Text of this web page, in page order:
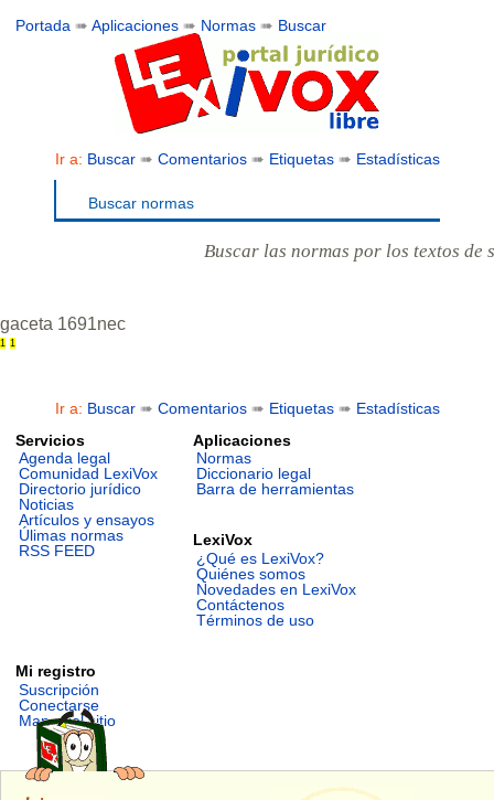
Portada ➠Aplicaciones ➠ Normas ➠ Buscar
Ir a: Buscar➠ Comentarios➠ Etiquetas➠ Estadísticas
Buscar normas
Buscar las normas por los textos de
gaceta 1691nec
1 1
Ir a: Buscar➠ Comentarios➠ Etiquetas➠ Estadísticas
Servicios
Agenda legal
Comunidad LexiVox
Directorio jurídico
Noticias
Artículos y ensayos
Úlimas normas
RSS FEED
Aplicaciones
Normas
Diccionario legal
Barra de herramientas
LexiVox
¿Qué es LexiVox?
Quiénes somos
Novedades en LexiVox
Contáctenos
Términos de uso
Mi registro
Suscripción
Conectarse
Mapa del sitio